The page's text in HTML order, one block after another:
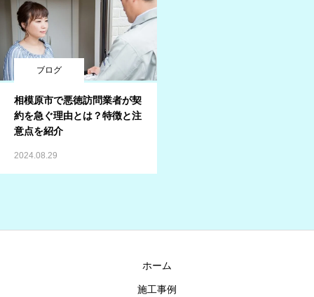
ブログ
相模原市で悪徳訪問業者が契
約を急ぐ理由とは？特徴と注
意点を紹介
2024.08.29
ホーム
施工事例